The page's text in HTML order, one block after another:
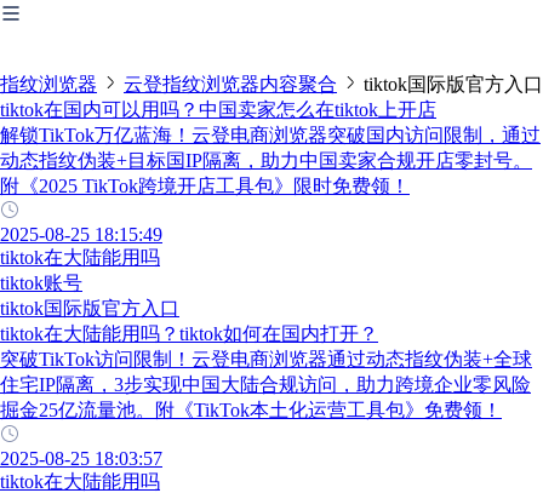
指纹浏览器 云登指纹浏览器内容聚合
tiktok国际版官方入口
tiktok在国内可以用吗？中国卖家怎么在tiktok上开店
解锁TikTok万亿蓝海！云登电商浏览器突破国内访问限制，通过
动态指纹伪装+目标国IP隔离，助力中国卖家合规开店零封号。
附《2025 TikTok跨境开店工具包》限时免费领！
2025-08-25 18:15:49
tiktok在大陆能用吗
tiktok账号
tiktok国际版官方入口
tiktok在大陆能用吗？tiktok如何在国内打开？
突破TikTok访问限制！云登电商浏览器通过动态指纹伪装+全球
住宅IP隔离，3步实现中国大陆合规访问，助力跨境企业零风险
掘金25亿流量池。附《TikTok本土化运营工具包》免费领！
2025-08-25 18:03:57
tiktok在大陆能用吗